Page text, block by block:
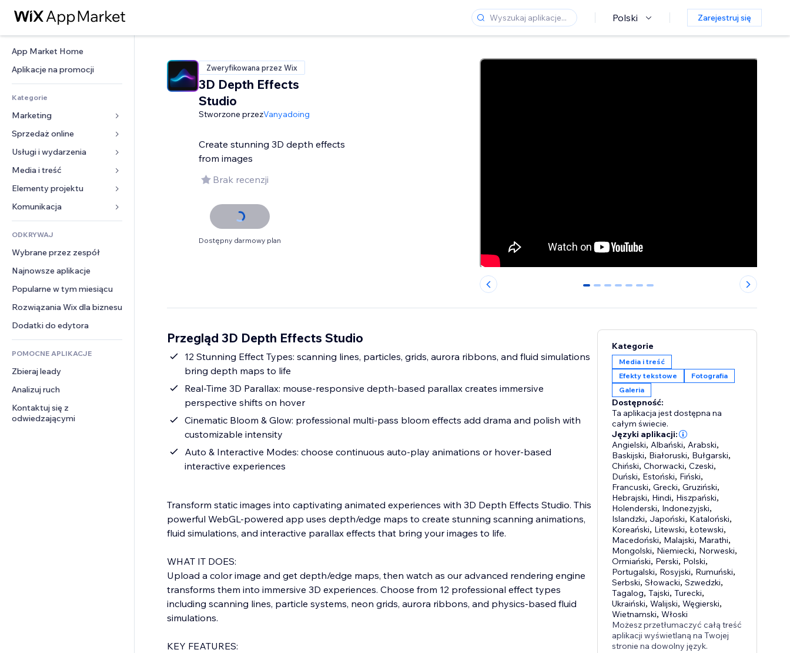
Polski Zarejestruj się
App Market Home
Aplikacje na promocji
Kategorie
Marketing
Reklamy
Smartfon
Analityka
Listy witryn
E-mail
Sprzedaż online
Aplikacje do sklepów
Wysyłka i dostawa
Przyciski sprzedaży
Rachunkowość
Kupony i lojalność
Rozwiązania dla
magazynowania
Dropshipping
Ceny i subskrypcja
Crowdfunding
Żywność i napoje
Usługi i wydarzenia
Hotele
Wydarzenia
Restauracje
Nieruchomości
Rezerwacje
Media i treść
Galeria
Muzyka
Podkasty
Fotografia
Film
PDF
Udostępnianie plików
Wiadomości
Elementy projektu
Mapy i nawigacja
Prywatność i bezpieczeństwo
Zegar
Szablony stron
Efekty obrazu
Przyciski i menu
Banery i odznaki
Kalkulatory
Szukaj
Pogoda
Wykresy i tabele
Formularze
Ankiety
Czat
Komentarze
Telefon
Społeczność
Opinie i polecenia
CRM
ODKRYWAJ
Wybrane przez zespół
Najnowsze aplikacje
Popularne w tym miesiącu
Rozwiązania Wix dla biznesu
Dodatki do edytora
POMOCNE APLIKACJE
Zbieraj leady
Analizuj ruch
Kontaktuj się z
odwiedzającymi
Zweryfikowana przez Wix
3D Depth Effects
Studio
Stworzone przezVanyadoing
Create stunning 3D depth effects
from images
Brak recenzji
Dostępny darmowy plan
0 1 2 3 4 5 6
Przegląd 3D Depth Effects Studio
12 Stunning Effect Types: scanning lines, particles, grids, aurora ribbons, and fluid simulations
bring depth maps to life
Real-Time 3D Parallax: mouse-responsive depth-based parallax creates immersive
perspective shifts on hover
Cinematic Bloom & Glow: professional multi-pass bloom effects add drama and polish with
customizable intensity
Auto & Interactive Modes: choose continuous auto-play animations or hover-based
interactive experiences
Transform static images into captivating animated experiences with 3D Depth Effects Studio. This
powerful WebGL-powered app uses depth/edge maps to create stunning scanning animations,
fluid simulations, and interactive parallax effects that bring your images to life.
WHAT IT DOES:
Upload a color image and get depth/edge maps, then watch as our advanced rendering engine
transforms them into immersive 3D experiences. Choose from 12 professional effect types
including scanning lines, particle systems, neon grids, aurora ribbons, and physics-based fluid
simulations.
KEY FEATURES:
Kategorie
Media i treść
Efekty tekstowe
Fotografia
Galeria
Dostępność:
Ta aplikacja jest dostępna na
całym świecie.
Języki aplikacji:
Angielski, Albański, Arabski,
Baskijski, Białoruski, Bułgarski,
Chiński,Chorwacki,Czeski,
Duński, Estoński, Fiński,
Francuski,Grecki,Gruziński,
Hebrajski, Hindi, Hiszpański,
Holenderski, Indonezyjski,
Islandzki, Japoński, Kataloński,
Koreański, Litewski,Łotewski,
Macedoński, Malajski, Marathi,
Mongolski, Niemiecki, Norweski,
Ormiański, Perski, Polski,
Portugalski, Rosyjski, Rumuński,
Serbski,Słowacki,Szwedzki,
Tagalog,Tajski,Turecki,
Ukraiński,Walijski,Węgierski,
Wietnamski,Włoski
Możesz przetłumaczyć całą treść
aplikacji wyświetlaną na Twojej
stronie na dowolny język.